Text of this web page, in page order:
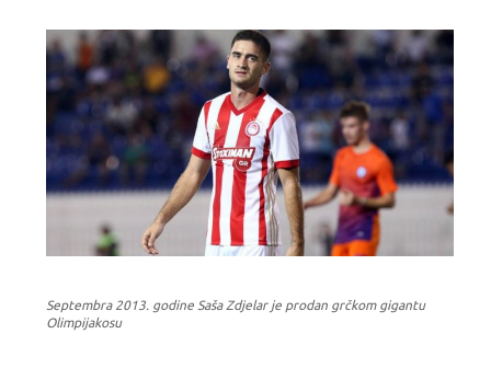
Septembra 2013. godine Saša Zdjelar je prodan grčkom gigantu
Olimpijakosu